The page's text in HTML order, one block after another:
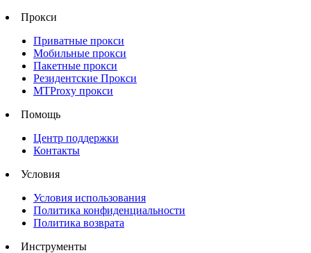
Прокси
Приватные прокси
Мобильные прокси
Пакетные прокси
Резидентские Прокси
MTProxy прокси
Помощь
Центр поддержки
Контакты
Условия
Условия использования
Политика конфиденциальности
Политика возврата
Инструменты